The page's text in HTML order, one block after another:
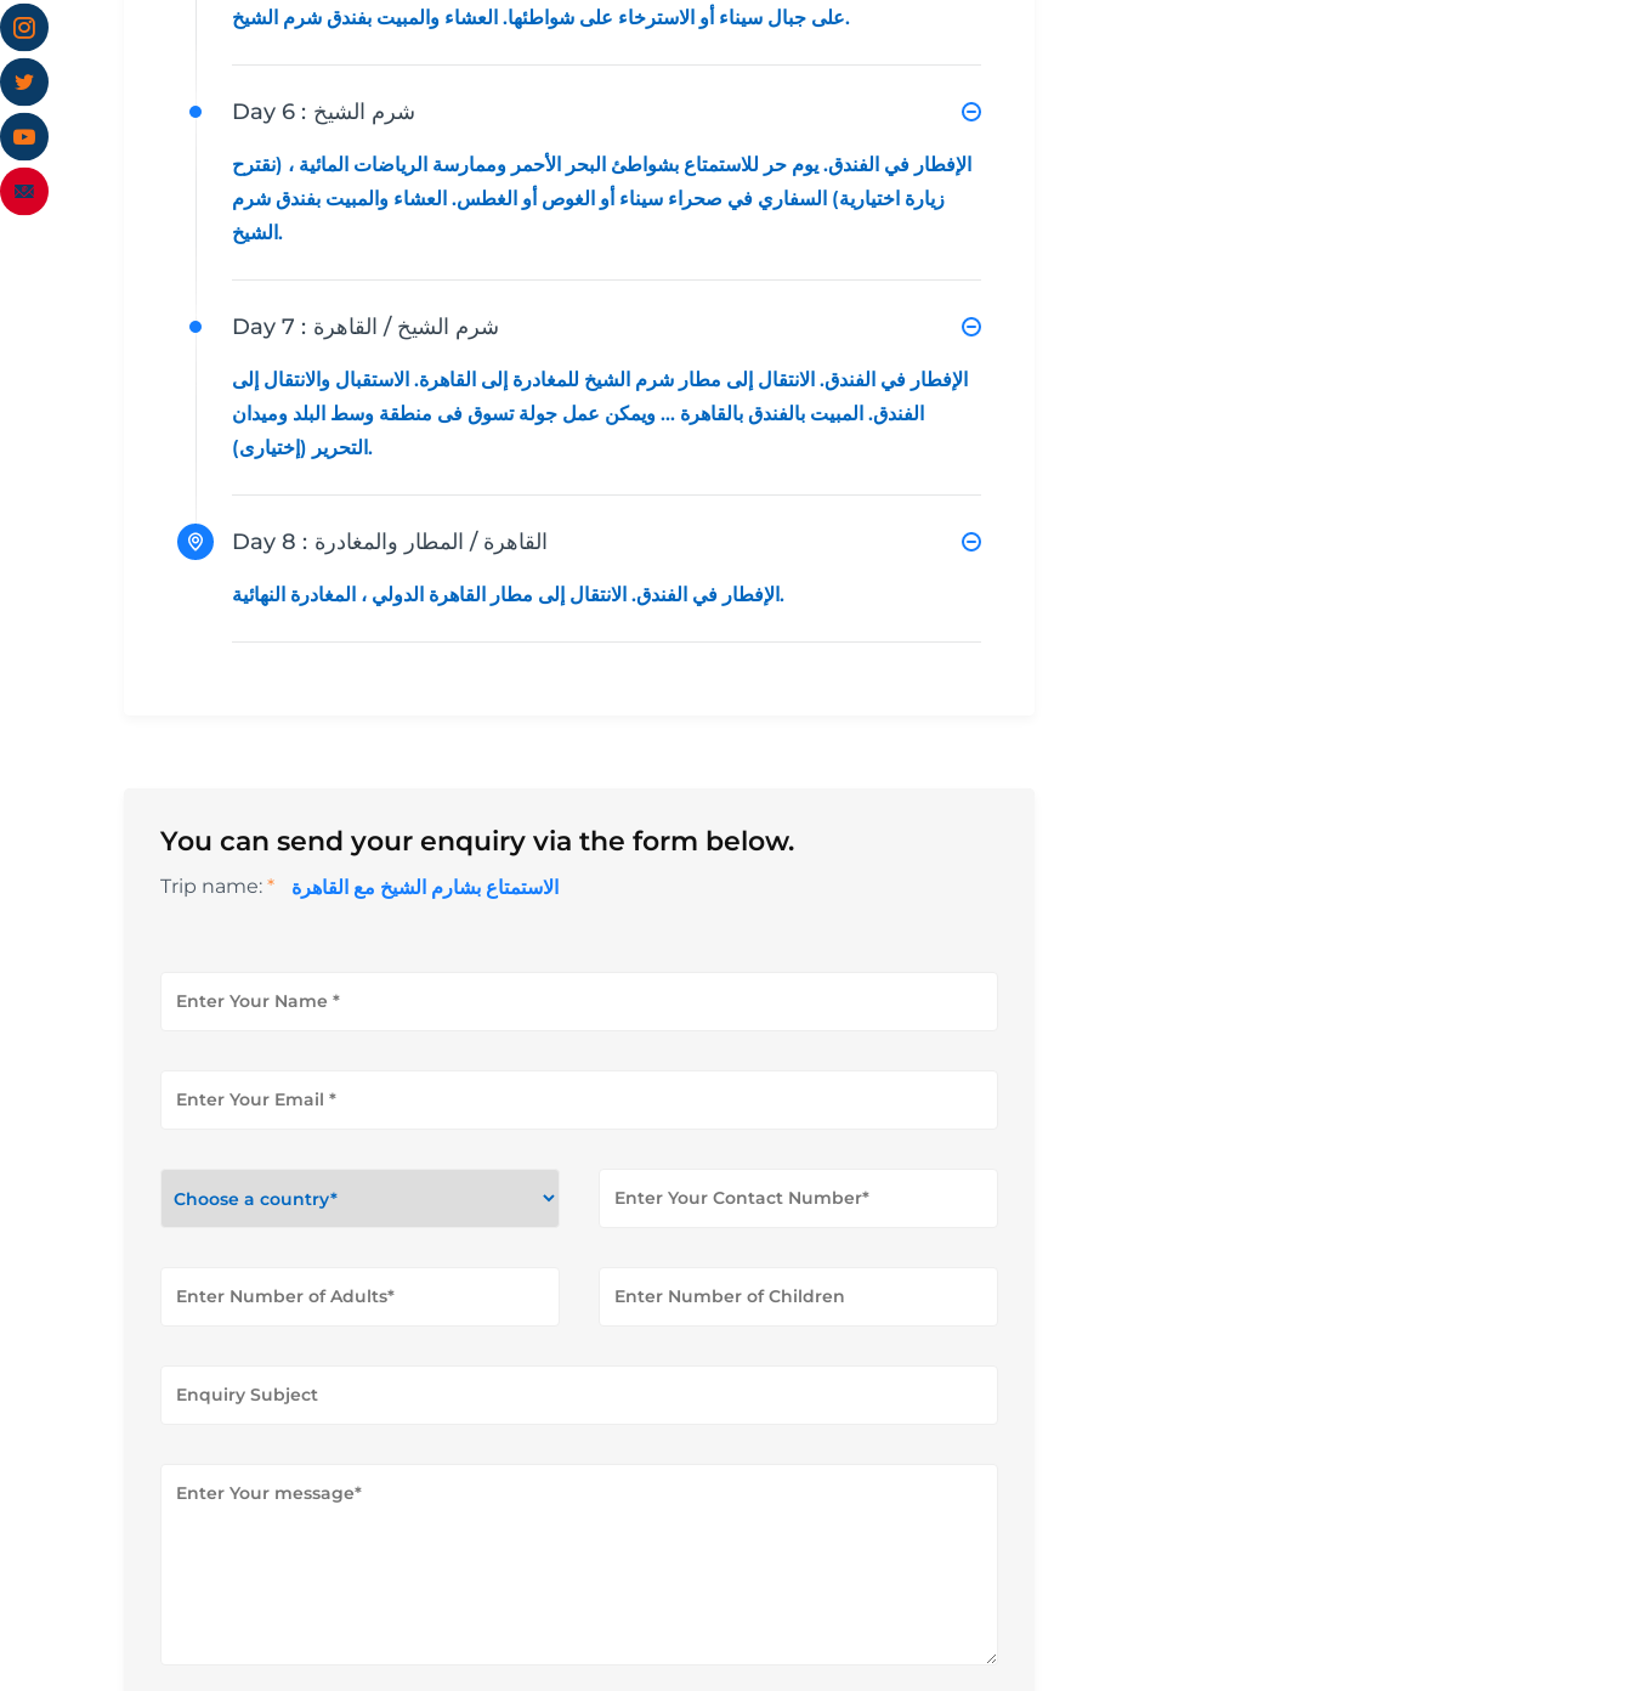
على جبال سيناء أو الاسترخاء على شواطئها. العشاء والمبيت بفندق شرم الشيخ.
Day 6 : شرم الشيخ
الإفطار في الفندق. يوم حر للاستمتاع بشواطئ البحر الأحمر وممارسة الرياضات المائية ، (نقترح
زيارة اختيارية) السفاري في صحراء سيناء أو الغوص أو الغطس. العشاء والمبيت بفندق شرم
الشيخ.
Day 7 : شرم الشيخ / القاهرة
الإفطار في الفندق. الانتقال إلى مطار شرم الشيخ للمغادرة إلى القاهرة. الاستقبال والانتقال إلى
الفندق. المبيت بالفندق بالقاهرة ... ويمكن عمل جولة تسوق فى منطقة وسط البلد وميدان
التحرير (إختيارى).
Day 8 : القاهرة / المطار والمغادرة
الإفطار في الفندق. الانتقال إلى مطار القاهرة الدولي ، المغادرة النهائية.
You can send your enquiry via the form below.
Trip name: * الاستمتاع بشارم الشيخ مع القاهرة